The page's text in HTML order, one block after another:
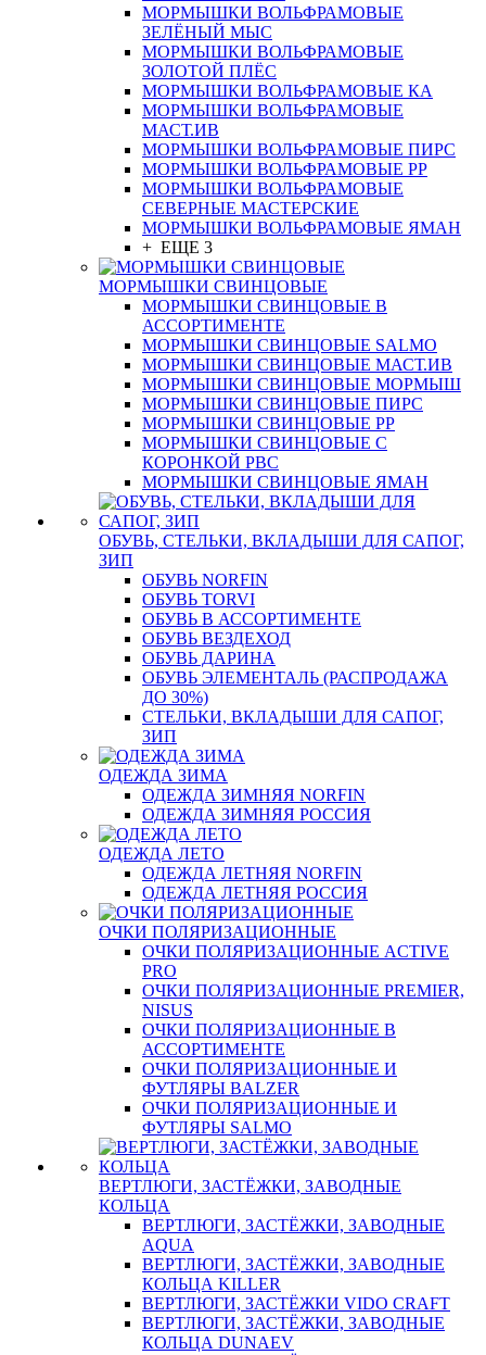
МОРМЫШКИ ВОЛЬФРАМОВЫЕ
ЗЕЛЁНЫЙ МЫС
МОРМЫШКИ ВОЛЬФРАМОВЫЕ
ЗОЛОТОЙ ПЛЁС
МОРМЫШКИ ВОЛЬФРАМОВЫЕ КА
МОРМЫШКИ ВОЛЬФРАМОВЫЕ
МАСТ.ИВ
МОРМЫШКИ ВОЛЬФРАМОВЫЕ ПИРС
МОРМЫШКИ ВОЛЬФРАМОВЫЕ РР
МОРМЫШКИ ВОЛЬФРАМОВЫЕ
СЕВЕРНЫЕ МАСТЕРСКИЕ
МОРМЫШКИ ВОЛЬФРАМОВЫЕ ЯМАН
+ ЕЩЕ 3
МОРМЫШКИ СВИНЦОВЫЕ
МОРМЫШКИ СВИНЦОВЫЕ В
АССОРТИМЕНТЕ
МОРМЫШКИ СВИНЦОВЫЕ SALMO
МОРМЫШКИ СВИНЦОВЫЕ МАСТ.ИВ
МОРМЫШКИ СВИНЦОВЫЕ МОРМЫШ
МОРМЫШКИ СВИНЦОВЫЕ ПИРС
МОРМЫШКИ СВИНЦОВЫЕ РР
МОРМЫШКИ СВИНЦОВЫЕ С
КОРОНКОЙ РВС
МОРМЫШКИ СВИНЦОВЫЕ ЯМАН
ОБУВЬ, СТЕЛЬКИ, ВКЛАДЫШИ ДЛЯ САПОГ,
ЗИП
ОБУВЬ NORFIN
ОБУВЬ TORVI
ОБУВЬ В АССОРТИМЕНТЕ
ОБУВЬ ВЕЗДЕХОД
ОБУВЬ ДАРИНА
ОБУВЬ ЭЛЕМЕНТАЛЬ (РАСПРОДАЖА
ДО 30%)
СТЕЛЬКИ, ВКЛАДЫШИ ДЛЯ САПОГ,
ЗИП
ОДЕЖДА ЗИМА
ОДЕЖДА ЗИМНЯЯ NORFIN
ОДЕЖДА ЗИМНЯЯ РОССИЯ
ОДЕЖДА ЛЕТО
ОДЕЖДА ЛЕТНЯЯ NORFIN
ОДЕЖДА ЛЕТНЯЯ РОССИЯ
ОЧКИ ПОЛЯРИЗАЦИОННЫЕ
ОЧКИ ПОЛЯРИЗАЦИОННЫЕ ACTIVE
PRO
ОЧКИ ПОЛЯРИЗАЦИОННЫЕ PREMIER,
NISUS
ОЧКИ ПОЛЯРИЗАЦИОННЫЕ В
АССОРТИМЕНТЕ
ОЧКИ ПОЛЯРИЗАЦИОННЫЕ И
ФУТЛЯРЫ BALZER
ОЧКИ ПОЛЯРИЗАЦИОННЫЕ И
ФУТЛЯРЫ SALMO
ВЕРТЛЮГИ, ЗАСТЁЖКИ, ЗАВОДНЫЕ
КОЛЬЦА
ВЕРТЛЮГИ, ЗАСТЁЖКИ, ЗАВОДНЫЕ
AQUA
ВЕРТЛЮГИ, ЗАСТЁЖКИ, ЗАВОДНЫЕ
КОЛЬЦА KILLER
ВЕРТЛЮГИ, ЗАСТЁЖКИ VIDO CRAFT
ВЕРТЛЮГИ, ЗАСТЁЖКИ, ЗАВОДНЫЕ
КОЛЬЦА DUNAEV